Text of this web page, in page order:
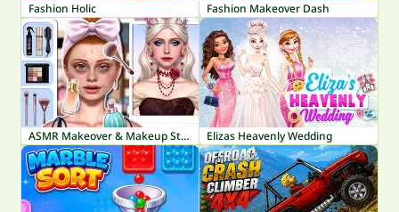
Fashion Holic Fashion Makeover Dash
ASMR Makeover & Makeup Studio Elizas Heavenly Wedding